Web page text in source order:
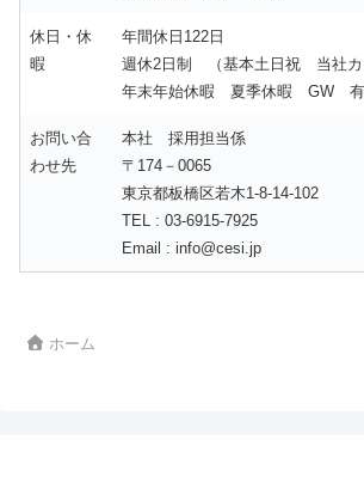
休日・休
暇
年間休日122日
週休2日制 （基本土日祝 当社カ
年末年始休暇 夏季休暇 GW
お問い合
わせ先
本社 採用担当係
〒174－0065
東京都板橋区若木1-8-14-102
TEL : 03-6915-7925
Email : info@cesi.jp
ホーム